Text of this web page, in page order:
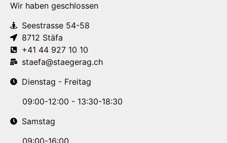
Wir haben geschlossen
Seestrasse 54-58
8712 Stäfa
+41 44 927 10 10
staefa@staegerag.ch
Dienstag - Freitag
09:00-12:00 - 13:30-18:30
Samstag
09:00-16:00